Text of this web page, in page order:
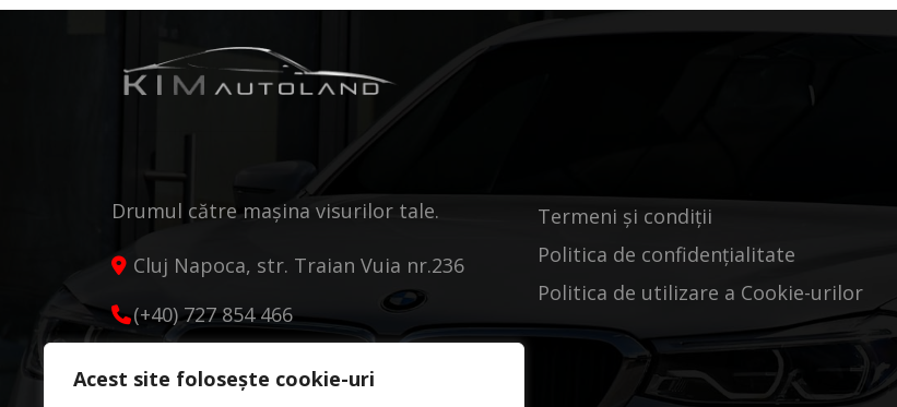
Acest site folosește cookie-uri
Drumul către mașina visurilor tale.
Cluj Napoca, str. Traian Vuia nr.236
(+40) 727 854 466
Termeni și condiții
Politica de confidențialitate
Politica de utilizare a Cookie-urilor